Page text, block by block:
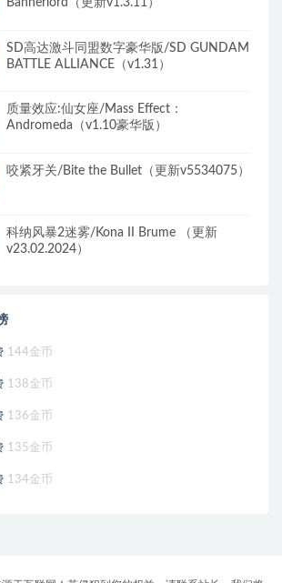
Bannerlord（更新v1.3.11）
SD高达激斗同盟数字豪华版/SD GUNDAM
BATTLE ALLIANCE（v1.31）
质量效应:仙女座/Mass Effect：
Andromeda（v1.10豪华版）
咬紧牙关/Bite the Bullet（更新v5534075）
科纳风暴2迷雾/Kona II Brume （更新
v23.02.2024）
144金币
138金币
136金币
135金币
134金币